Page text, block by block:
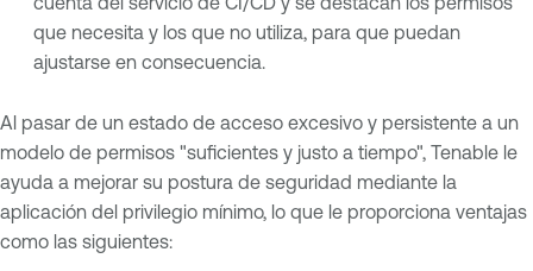
que necesita y los que no utiliza, para que puedan
ajustarse en consecuencia.
Al pasar de un estado de acceso excesivo y persistente a un
modelo de permisos "suficientes y justo a tiempo", Tenable le
ayuda a mejorar su postura de seguridad mediante la
aplicación del privilegio mínimo, lo que le proporciona ventajas
como las siguientes: